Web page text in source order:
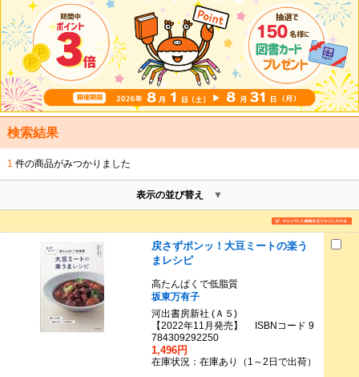
検索結果
1 件の商品がみつかりました
表示の並び替え
戻さずポンッ！大豆ミートの楽う
まレシピ
高たんぱくで低脂質
坂東万有子
河出書房新社 (Ａ５)
【2022年11月発売】 ISBNコード 9
784309292250
1,496円
在庫状況：在庫あり（1～2日で出荷）